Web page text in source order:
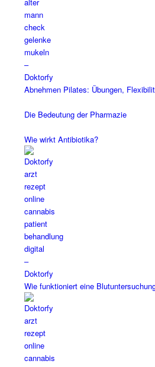
Abnehmen Pilates: Übungen,
Die Bedeutung der Pharmazie
Wie wirkt Antibiotika?
Wie funktioniert eine